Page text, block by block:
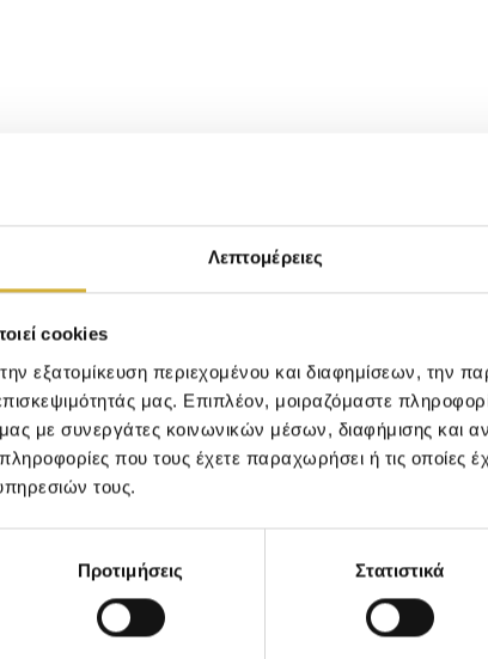
Λεπτομέρειες
cookies
εξατομίκευση περιεχομένου και διαφημίσεων, την
μας. Επιπλέον, μοιραζόμαστε
μας με συνεργάτες κοινωνικών μέσων, διαφήμισης και
που τους έχετε παραχωρήσει ή τις οποίες
τους.
Προτιμήσεις Στατιστικά
ιδιότητες. Ο συνδυασμός τους κάνει θαύματα. Το
είναι γνωστό για τις αντιοξειδωτικές του